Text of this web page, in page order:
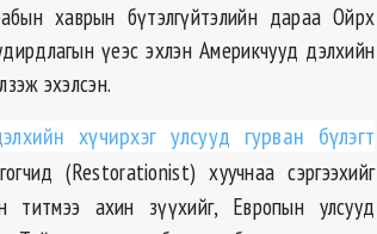
хаврын бүтэлгүйтэлийн дараа Ойрх
үеэс эхлэн Америкчууд дэлхийн
эхэлсэн.
хүчирхэг улсууд гурван бүлэгт
(Restorationist) хуучнаа сэргээхийг
ахин зүүхийг, Европын улсууд